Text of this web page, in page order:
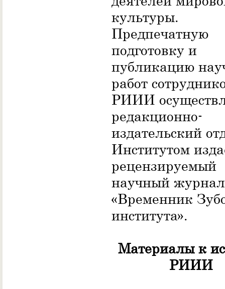
культуры.
Предпечатную
подготовку и
публикацию
работ
РИИИ
редакционно-
издательский
Институтом
рецензируемый
научный журнал
«Временник
института».
Материалы к
РИИИ